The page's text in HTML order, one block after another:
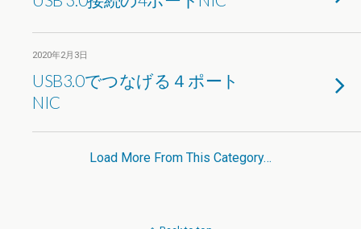
2020年2月3日
USB3.0でつなげる４ポート
NIC
Load More From This Category…